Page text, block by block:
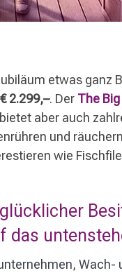
etwas ganz
€ 2.299,–. Der The
aber auch
und
wie
das
Wach-